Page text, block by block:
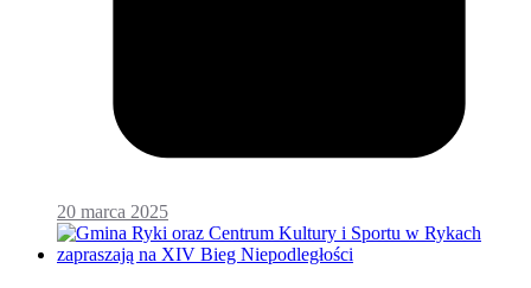
20 marca 2025